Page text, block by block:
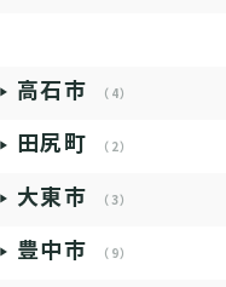
高石市 （4）
田尻町 （2）
大東市 （3）
豊中市 （9）